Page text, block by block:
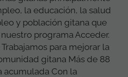
la educación, la salud
y población gitana que
programa Acceder.
para mejorar la
gitana Más de 88
acumulada Con la